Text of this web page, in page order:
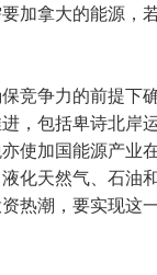
要加拿大的能源
竞争力的前提下
，包括卑诗北岸
使加国能源产业
化天然气、石油
热潮，要实现这